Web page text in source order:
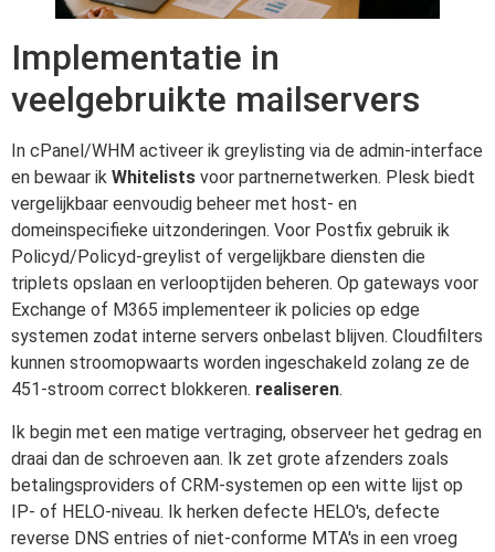
Implementatie in
veelgebruikte mailservers
In cPanel/WHM activeer ik greylisting via de admin-interface
en bewaar ik Whitelists voor partnernetwerken. Plesk biedt
vergelijkbaar eenvoudig beheer met host- en
domeinspecifieke uitzonderingen. Voor Postfix gebruik ik
Policyd/Policyd-greylist of vergelijkbare diensten die
triplets opslaan en verlooptijden beheren. Op gateways voor
Exchange of M365 implementeer ik policies op edge
systemen zodat interne servers onbelast blijven. Cloudfilters
kunnen stroomopwaarts worden ingeschakeld zolang ze de
451-stroom correct blokkeren. realiseren.
Ik begin met een matige vertraging, observeer het gedrag en
draai dan de schroeven aan. Ik zet grote afzenders zoals
betalingsproviders of CRM-systemen op een witte lijst op
IP- of HELO-niveau. Ik herken defecte HELO's, defecte
reverse DNS entries of niet-conforme MTA's in een vroeg